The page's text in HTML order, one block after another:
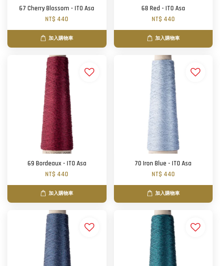
67 Cherry Blossom - ITO Asa
NT$ 440
加入購物車
68 Red - ITO Asa
NT$ 440
加入購物車
69 Bordeaux - ITO Asa
NT$ 440
加入購物車
70 Iron Blue - ITO Asa
NT$ 440
加入購物車